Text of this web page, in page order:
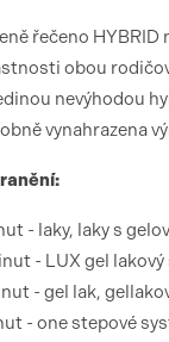
řečeno
obou
nevýhodou
vynahrazena
- laky, laky s
- LUX gel
- gel lak,
- one stepové